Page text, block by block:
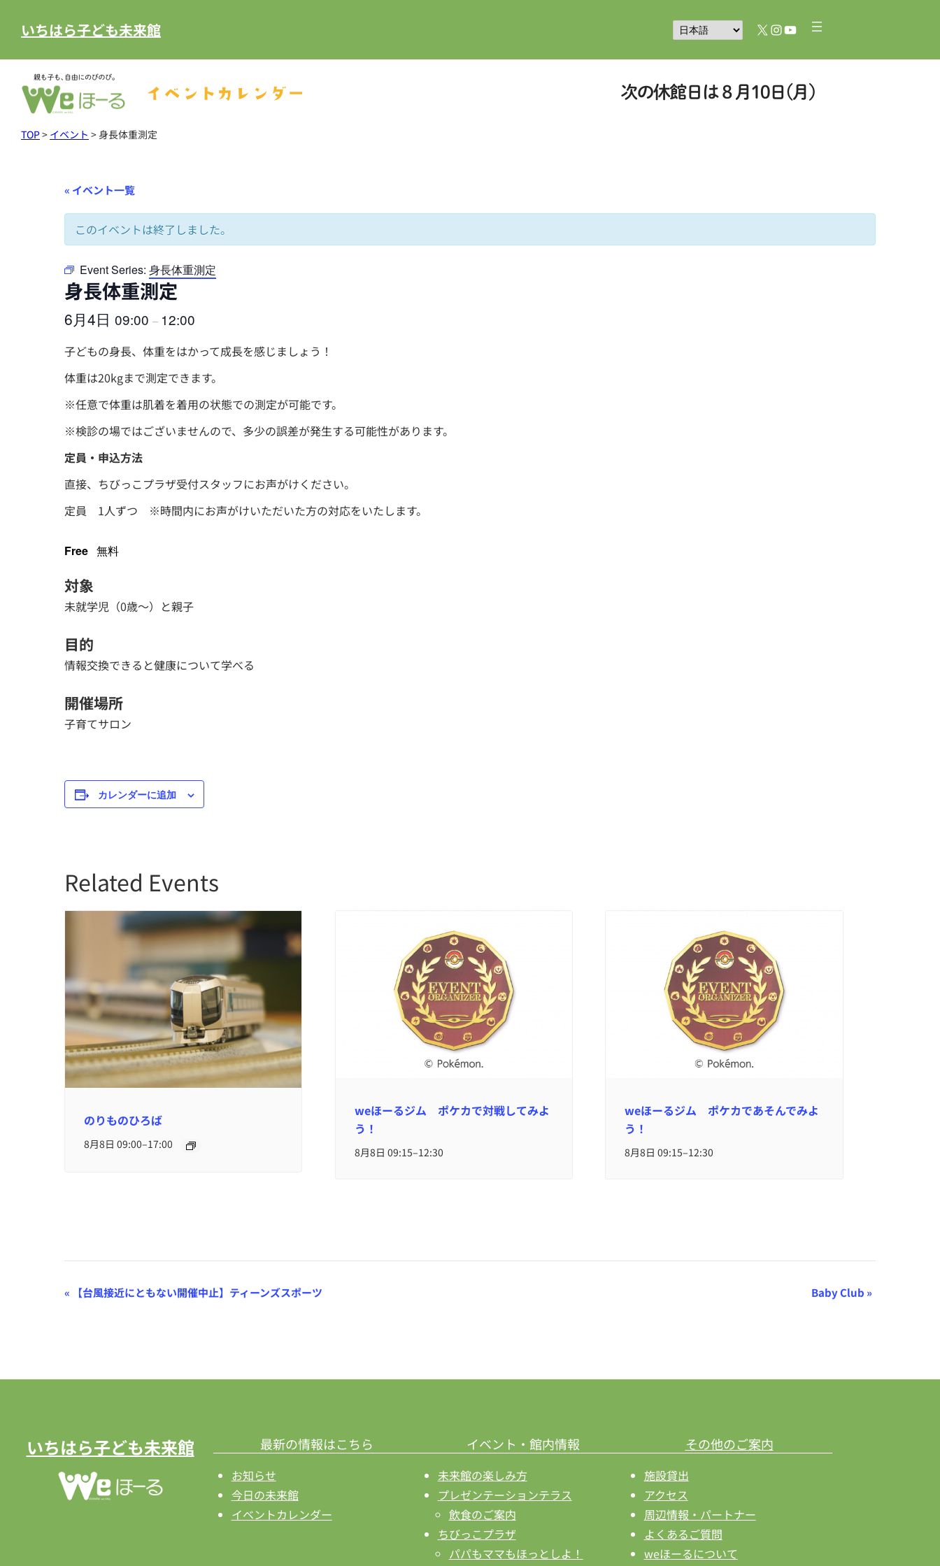
いちはら子ども未来館 X Instagram
YouTube
イベントカレンダー
TOP> イベント >身長体重測定
« イベント一覧
このイベントは終了しました。
Event Series: 身長体重測定
身長体重測定
6月4日 09:00 – 12:00
子どもの身長、体重をはかって成長を感じましょう！
体重は20kgまで測定できます。
※任意で体重は肌着を着用の状態での測定が可能です。
※検診の場ではございませんので、多少の誤差が発生する可能性があります。
定員・申込方法
直接、ちびっこプラザ受付スタッフにお声がけください。
定員 1人ずつ ※時間内にお声がけいただいた方の対応をいたします。
Free 無料
対象
未就学児（0歳～）と親子
目的
情報交換できると健康について学べる
開催場所
子育てサロン
カレンダーに追加
Related Events
のりものひろば
8月8日 09:00–17:00
weほーるジム ポケカで対戦してみよ
う！
8月8日 09:15–12:30
weほーるジム ポケカであそんでみよ
う！
8月8日 09:15–12:30
イ
ゲ
ー
シ
« 【台風接近にともない開催中止】ティーンズスポーツ Baby Club »
いちはら子ども未来館 最新の情報はこちら
お知らせ
今日の未来館
イベントカレンダー
イベント・館内情報
未来館の楽しみ方
プレゼンテーションテラス
飲食のご案内
ちびっこプラザ
パパもママもほっとしよ！
その他のご案内
施設貸出
アクセス
周辺情報・パートナー
よくあるご質問
weほーるについて